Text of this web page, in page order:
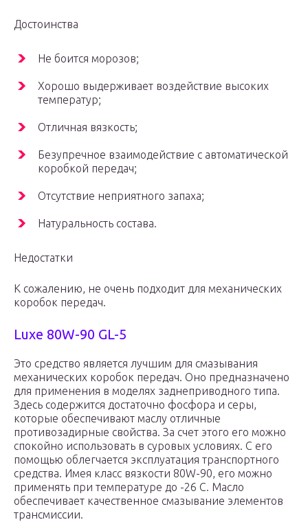
Достоинства
Не боится морозов;
Хорошо выдерживает воздействие высоких
температур;
Отличная вязкость;
Безупречное взаимодействие с автоматической
коробкой передач;
Отсутствие неприятного запаха;
Натуральность состава.
Недостатки
К сожалению, не очень подходит для механических
коробок передач.
Luxe 80W-90 GL-5
Это средство является лучшим для смазывания
механических коробок передач. Оно предназначено
для применения в моделях заднеприводного типа.
Здесь содержится достаточно фосфора и серы,
которые обеспечивают маслу отличные
противозадирные свойства. За счет этого его можно
спокойно использовать в суровых условиях. С его
помощью облегчается эксплуатация транспортного
средства. Имея класс вязкости 80W-90, его можно
применять при температуре до -26 С. Масло
обеспечивает качественное смазывание элементов
трансмиссии.